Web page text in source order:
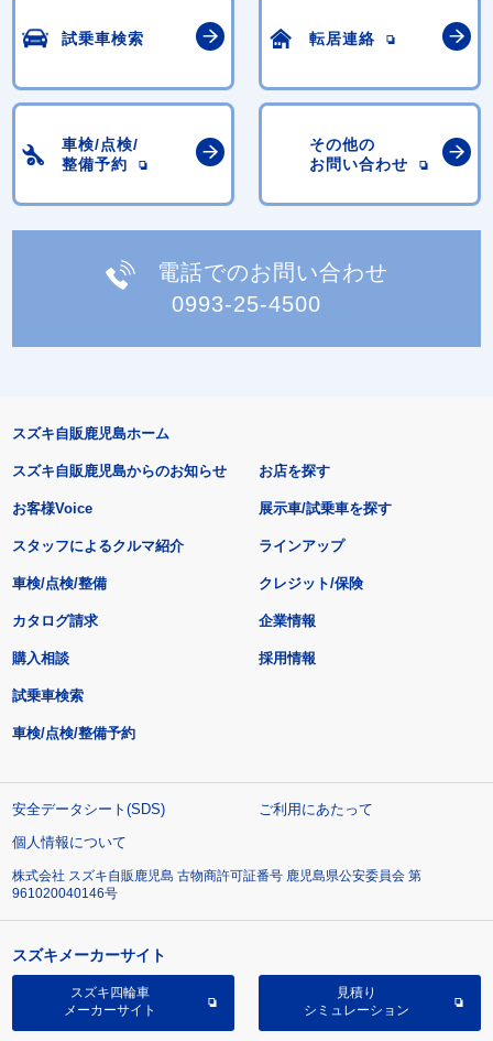
試乗車検索 転居連絡
車検/点検/
整備予約
その他の
お問い合わせ
電話でのお問い合わせ
0993-25-4500
スズキ自販鹿児島ホーム
スズキ自販鹿児島からのお知らせ
お客様Voice
スタッフによるクルマ紹介
お店を探す
展示車/試乗車を探す
ラインアップ
車検/点検/整備 クレジット/保険
カタログ請求
購入相談
試乗車検索
車検/点検/整備予約
企業情報
採用情報
安全データシート(SDS)
ご利用にあたって
個人情報について
株式会社 スズキ自販鹿児島 古物商許可証番号 鹿児島県公安委員会 第
961020040146号
スズキメーカーサイト
スズキ四輪車
メーカーサイト
見積り
シミュレーション